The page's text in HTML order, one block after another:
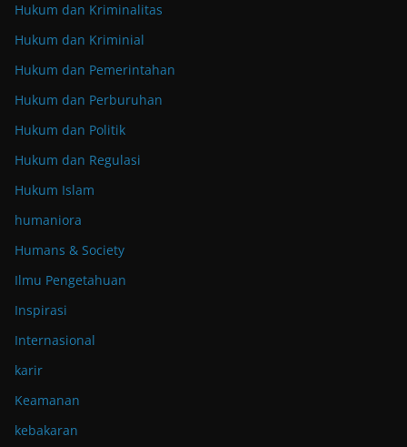
Hukum dan Kriminalitas
Hukum dan Kriminial
Hukum dan Pemerintahan
Hukum dan Perburuhan
Hukum dan Politik
Hukum dan Regulasi
Hukum Islam
humaniora
Humans & Society
Ilmu Pengetahuan
Inspirasi
Internasional
karir
Keamanan
kebakaran